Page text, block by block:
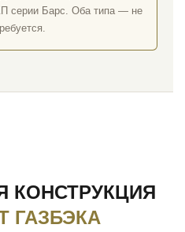
серии Барс. Оба типа — не
КОНСТРУКЦИЯ
ГАЗБЭКА